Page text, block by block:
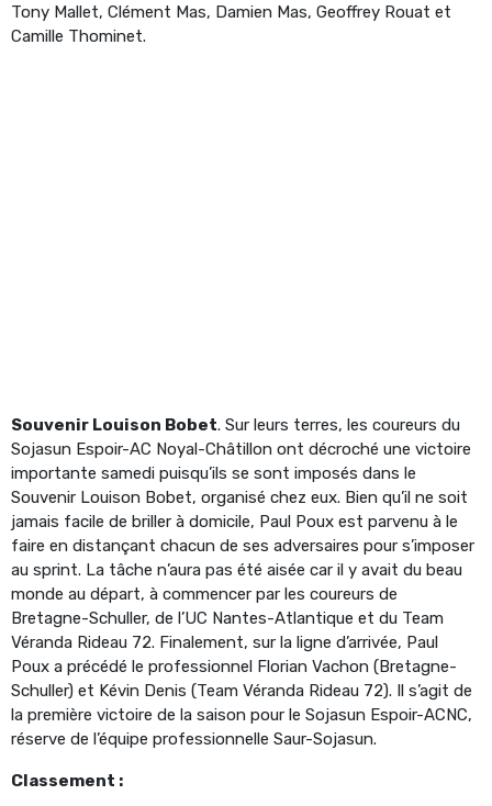
Tony Mallet, Clément Mas, Damien Mas, Geoffrey Rouat et
Camille Thominet.
Souvenir Louison Bobet. Sur leurs terres, les coureurs du
Sojasun Espoir-AC Noyal-Châtillon ont décroché une victoire
importante samedi puisqu’ils se sont imposés dans le
Souvenir Louison Bobet, organisé chez eux. Bien qu’il ne soit
jamais facile de briller à domicile, Paul Poux est parvenu à le
faire en distançant chacun de ses adversaires pour s’imposer
au sprint. La tâche n’aura pas été aisée car il y avait du beau
monde au départ, à commencer par les coureurs de
Bretagne-Schuller, de l’UC Nantes-Atlantique et du Team
Véranda Rideau 72. Finalement, sur la ligne d’arrivée, Paul
Poux a précédé le professionnel Florian Vachon (Bretagne-
Schuller) et Kévin Denis (Team Véranda Rideau 72). Il s’agit de
la première victoire de la saison pour le Sojasun Espoir-ACNC,
réserve de l’équipe professionnelle Saur-Sojasun.
Classement :